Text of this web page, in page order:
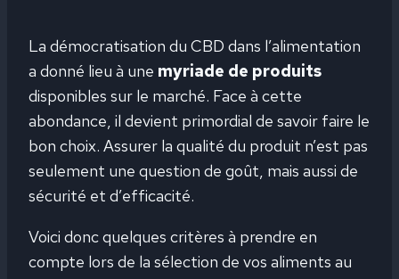
La démocratisation du CBD dans l’alimentation
a donné lieu à une myriade de produits
disponibles sur le marché. Face à cette
abondance, il devient primordial de savoir faire le
bon choix. Assurer la qualité du produit n’est pas
seulement une question de goût, mais aussi de
sécurité et d’efficacité.
Voici donc quelques critères à prendre en
compte lors de la sélection de vos aliments au